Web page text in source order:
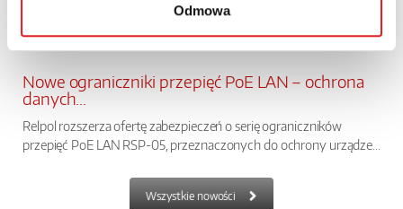
Odmowa
Nowe ograniczniki przepięć PoE LAN – ochrona
danych...
Relpol rozszerza ofertę zabezpieczeń o serię ograniczników
przepięć PoE LAN RSP-05, przeznaczonych do ochrony urządze...
Wszystkie nowości